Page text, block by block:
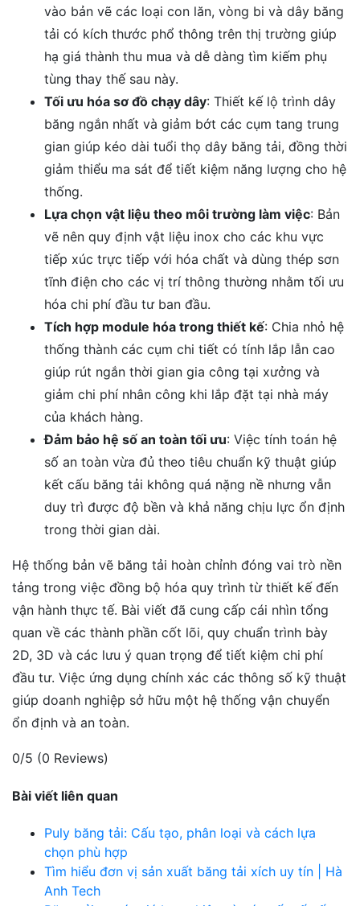
vào bản vẽ các loại con lăn, vòng bi và dây băng
tải có kích thước phổ thông trên thị trường giúp
hạ giá thành thu mua và dễ dàng tìm kiếm phụ
tùng thay thế sau này.
Tối ưu hóa sơ đồ chạy dây: Thiết kế lộ trình dây
băng ngắn nhất và giảm bớt các cụm tang trung
gian giúp kéo dài tuổi thọ dây băng tải, đồng thời
giảm thiểu ma sát để tiết kiệm năng lượng cho hệ
thống.
Lựa chọn vật liệu theo môi trường làm việc: Bản
vẽ nên quy định vật liệu inox cho các khu vực
tiếp xúc trực tiếp với hóa chất và dùng thép sơn
tĩnh điện cho các vị trí thông thường nhằm tối ưu
hóa chi phí đầu tư ban đầu.
Tích hợp module hóa trong thiết kế: Chia nhỏ hệ
thống thành các cụm chi tiết có tính lắp lẫn cao
giúp rút ngắn thời gian gia công tại xưởng và
giảm chi phí nhân công khi lắp đặt tại nhà máy
của khách hàng.
Đảm bảo hệ số an toàn tối ưu: Việc tính toán hệ
số an toàn vừa đủ theo tiêu chuẩn kỹ thuật giúp
kết cấu băng tải không quá nặng nề nhưng vẫn
duy trì được độ bền và khả năng chịu lực ổn định
trong thời gian dài.
Hệ thống bản vẽ băng tải hoàn chỉnh đóng vai trò nền
tảng trong việc đồng bộ hóa quy trình từ thiết kế đến
vận hành thực tế. Bài viết đã cung cấp cái nhìn tổng
quan về các thành phần cốt lõi, quy chuẩn trình bày
2D, 3D và các lưu ý quan trọng để tiết kiệm chi phí
đầu tư. Việc ứng dụng chính xác các thông số kỹ thuật
giúp doanh nghiệp sở hữu một hệ thống vận chuyển
ổn định và an toàn.
0/5 (0 Reviews)
Bài viết liên quan
Puly băng tải: Cấu tạo, phân loại và cách lựa
chọn phù hợp
Tìm hiểu đơn vị sản xuất băng tải xích uy tín | Hà
Anh Tech